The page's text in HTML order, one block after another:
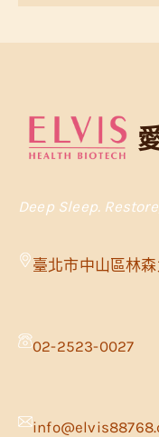
Deep Sleep.
臺北市中山區林
02-2523-0027